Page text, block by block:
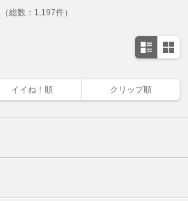
（総数：1,197件）
イイね！順 クリップ順